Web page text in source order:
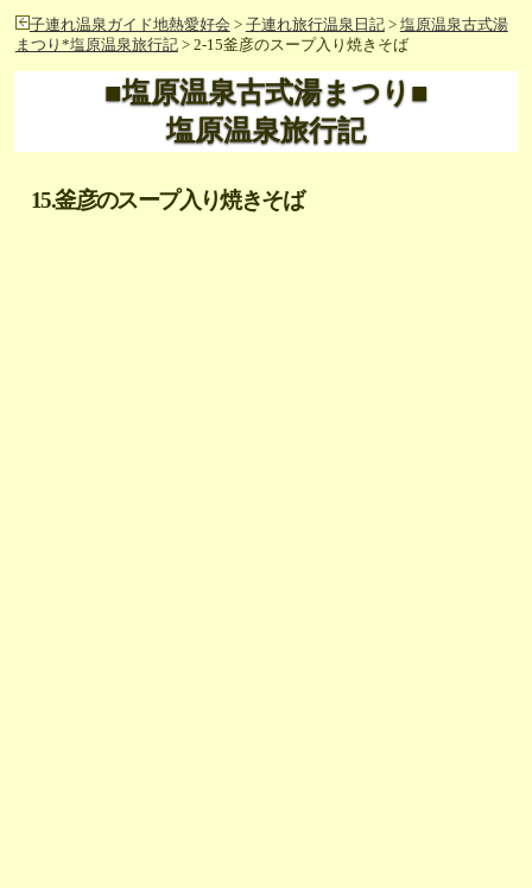
子連れ温泉ガイド地熱愛好会 > 子連れ旅行温泉日記> 塩原温泉古式湯
まつり*塩原温泉旅行記> 2-15釜彦のスープ入り焼きそば
■塩原温泉古式湯まつり■
塩原温泉旅行記
15.釜彦のスープ入り焼きそば